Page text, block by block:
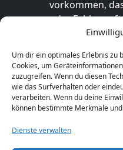
Um dir ein optimales Erlebnis zu
Cookies, um
zuzugreifen. Wenn du diesen
wie das Surfverhalten oder
verarbeiten. Wenn du deine
können bestimmte Merkmale
Dienste verwalten
vorkommen,
oder Fehler
endgültige
ausschließlich
Shop des
überprüfe den
direkt beim